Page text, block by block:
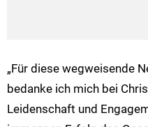
„Für diese wegweisende
bedanke ich mich bei
Leidenschaft und